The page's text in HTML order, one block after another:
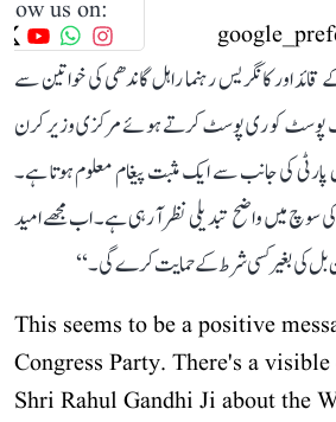
us on:
اور کانگریس رہنما راہل گاندھی کی خواتین سے
ایک پوسٹ کو ری پوسٹ کرتے ہوئے مرکزی وزیر کرن
پارٹی کی جانب سے ایک مثبت پیغام معلوم ہوتا ہے۔
سوچ میں واضح تبدیلی نظر آ رہی ہے۔ اب مجھے امید
بل کی بغیر کسی شرط کے حمایت کرے گی۔‘‘
This seems to be a positive
Congress Party. There's a
Shri Rahul Gandhi Ji about the